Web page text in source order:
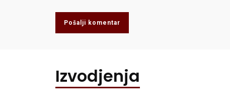
Pošalji komentar
Izvodjenja